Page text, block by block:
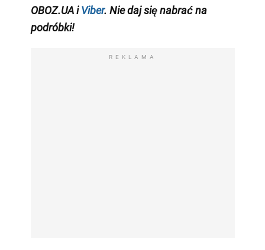
OBOZ.UA iViber. Nie daj się nabrać na
podróbki!
REKLAMA